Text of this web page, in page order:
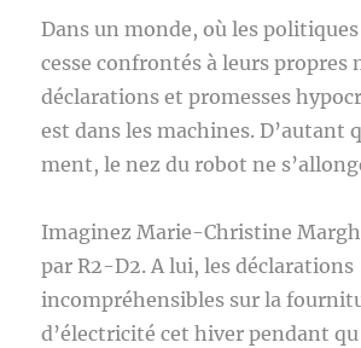
Dans un monde, où les
cesse confrontés à leurs propres
déclarations et promesses
est dans les machines. D’autant
ment, le nez du robot ne
Imaginez Marie-Christine
par R2-D2. A lui, les déclarations
incompréhensibles sur la
d’électricité cet hiver pendant